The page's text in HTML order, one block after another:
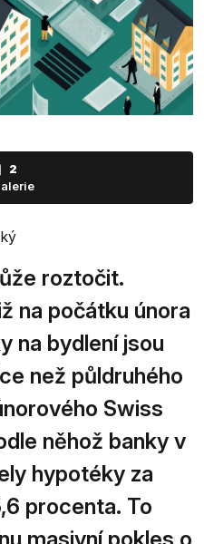
2
roztočit.
na počátku února
na bydlení jsou
než půldruhého
Swiss
něhož banky v
hypotéky za
procenta. To
masivní pokles o